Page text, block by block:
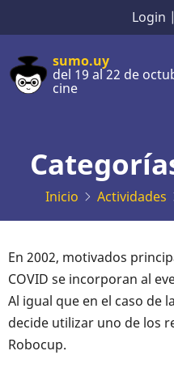
al
contenido
principal
Login |
sumo.uy
del 19 al 22 de
cine
Inicio Actividades
En 2002, motivados
COVID se incorporan al
Al igual que en el caso de
decide utilizar uno de los
Robocup.